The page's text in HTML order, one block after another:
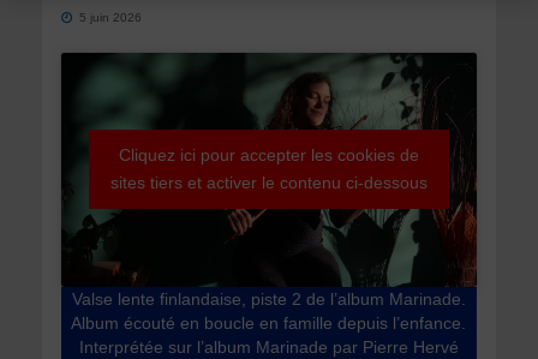
me
remplacer
Conservatoire
de
Vierzon
5 juin 2026
Cliquez ici pour accepter les cookies de
sites tiers et activer le contenu ci-dessous
Valse lente finlandaise, piste 2 de l’album Marinade.
Album écouté en boucle en famille depuis l’enfance.
Interprétée sur l’album Marinade par Pierre Hervé